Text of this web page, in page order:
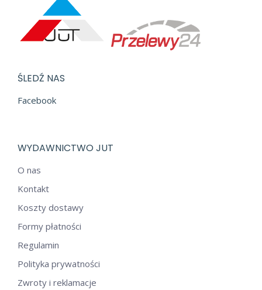
ŚLEDŹ NAS
Facebook
WYDAWNICTWO JUT
O nas
Kontakt
Koszty dostawy
Formy płatności
Regulamin
Polityka prywatności
Zwroty i reklamacje